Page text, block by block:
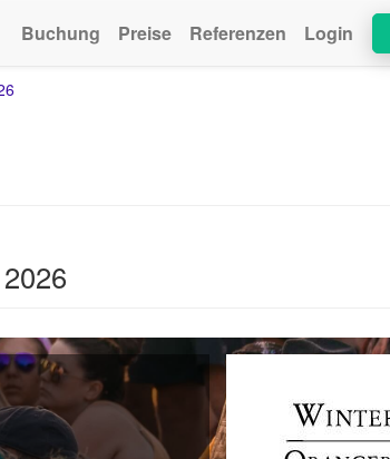
Buchung Preise Referenzen Login